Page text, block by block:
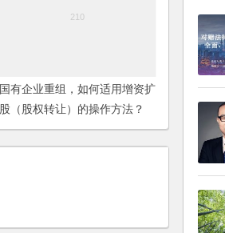
国有企业重组，如何适用增资扩
股（股权转让）的操作方法？